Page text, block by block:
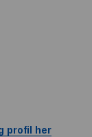
profil her